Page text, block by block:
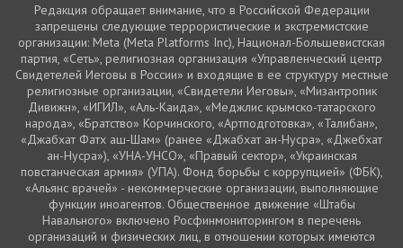
Редакция обращает внимание, что в Российской Федерации
запрещены следующие террористические и экстремистские
организации: Meta (Meta Platforms Inc), Национал-Большевистская
партия, «Сеть», религиозная организация «Управленческий центр
Свидетелей Иеговы в России» и входящие в ее структуру местные
религиозные организации, «Свидетели Иеговы», «Мизантропик
Дивижн», «ИГИЛ», «Аль-Каида», «Меджлис крымско-татарского
народа», «Братство» Корчинского, «Артподготовка», «Талибан»,
«Джабхат Фатх аш-Шам» (ранее «Джабхат ан-Нусра», «Джебхат
ан-Нусра»), «УНА-УНСО», «Правый сектор», «Украинская
повстанческая армия» (УПА). Фонд борьбы с коррупцией» (ФБК),
«Альянс врачей» - некоммерческие организации, выполняющие
функции иноагентов. Общественное движение «Штабы
Навального» включено Росфинмониторингом в перечень
организаций и физических лиц, в отношении которых имеются